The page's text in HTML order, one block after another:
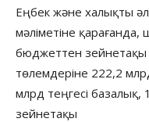
Еңбек және халықты
мәліметіне
бюджеттен зейнетақы
төлемдеріне 222,2
млрд теңгесі
зейнетақы